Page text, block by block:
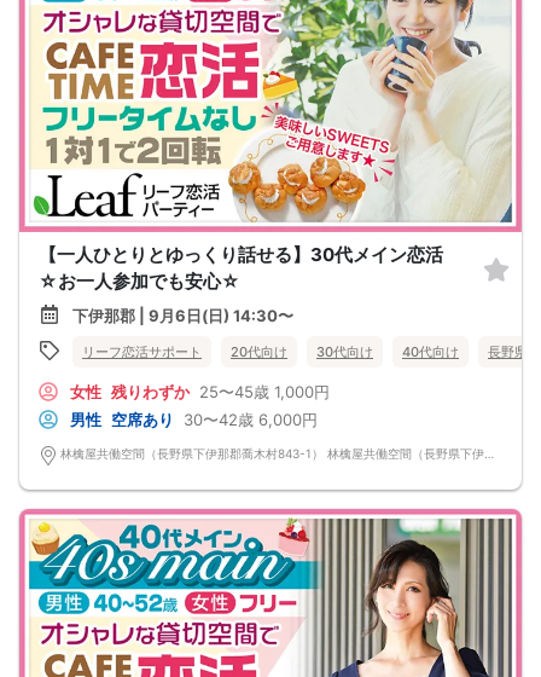
【一人ひとりとゆっくり話せる】30代メイン恋活
☆お一人参加でも安心☆
下伊那郡 | 9月6日(日) 14:30〜
リーフ恋活サポート 20代向け 30代向け 40代向け 長野県
女性 残りわずか 25〜45歳 1,000円
男性 空席あり 30〜42歳 6,000円
林檎屋共働空間（長野県下伊那郡喬木村843-1） 林檎屋共働空間（長野県下伊那郡喬木村843-1）